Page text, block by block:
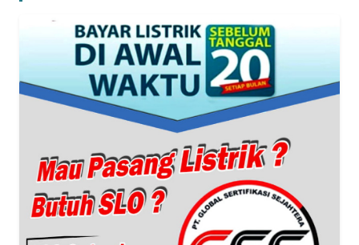
WN
WN
BANTEN
NTT
WN
KEPRI